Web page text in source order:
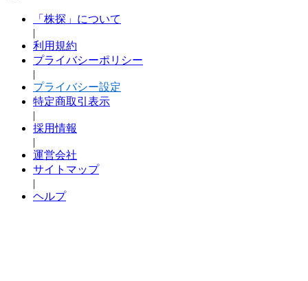
「株探」について
|
利用規約
プライバシーポリシー
|
プライバシー設定
特定商取引表示
|
採用情報
|
運営会社
サイトマップ
|
ヘルプ